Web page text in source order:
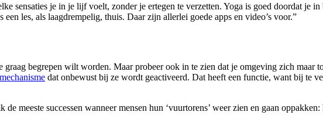
sensaties je in je lijf voelt, zonder je ertegen te verzetten. Yoga is goed doordat je
les, als laagdrempelig, thuis. Daar zijn allerlei goede apps en video’s voor.”
graag begrepen wilt worden. Maar probeer ook in te zien dat je omgeving zich maar
dat onbewust bij ze wordt geactiveerd. Dat heeft een functie, want bij te
meeste successen wanneer mensen hun ‘vuurtorens’ weer zien en gaan